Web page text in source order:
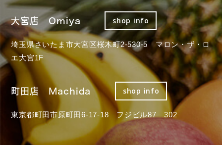
大宮店 Omiya shop info
埼玉県さいたま市大宮区桜木町2-530-5 マロン・ザ・ロ
エ大宮1F
町田店 Machida shop info
東京都町田市原町田6-17-18 フジビル87 302